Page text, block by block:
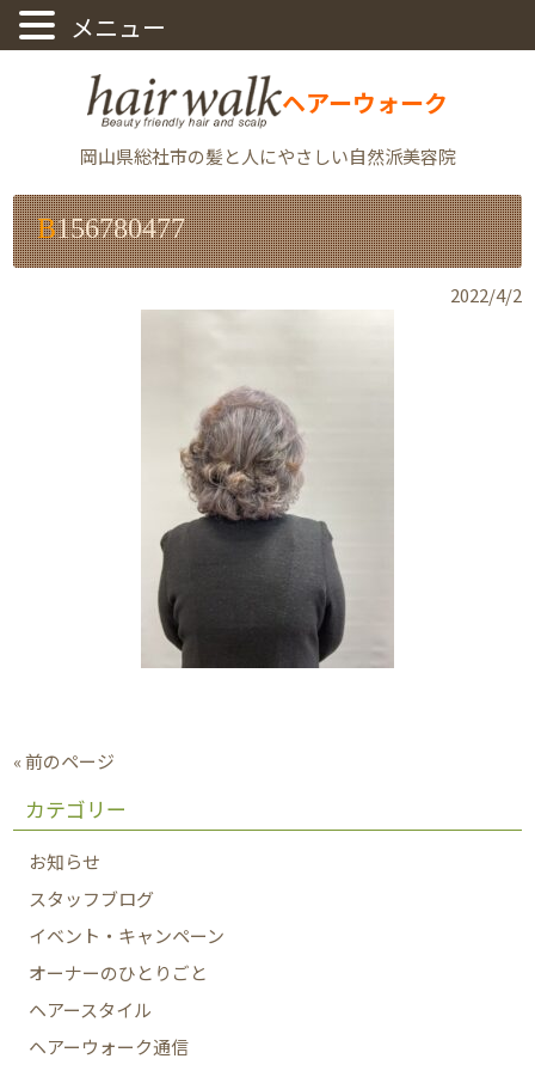
ヘアーウォーク
岡山県総社市の髪と人にやさしい自然派美容院
B156780477
2022/4/2
« 前のページ
カテゴリー
お知らせ
スタッフブログ
イベント・キャンペーン
オーナーのひとりごと
ヘアースタイル
ヘアーウォーク通信